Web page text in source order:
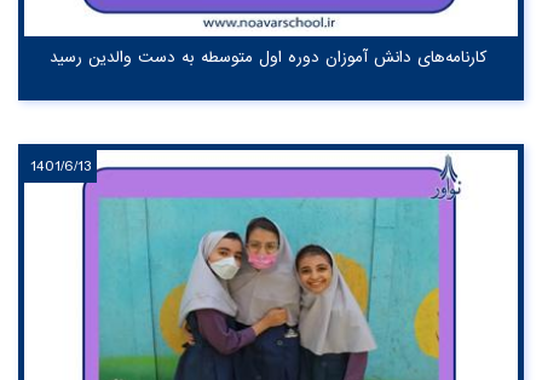
کارنامه‌های دانش آموزان دوره اول متوسطه به دست والدین رسید
1401/6/13